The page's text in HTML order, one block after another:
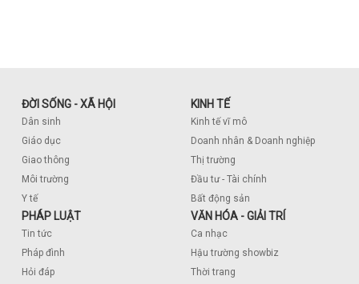
ĐỜI SỐNG - XÃ HỘI
Dân sinh
Giáo dục
Giao thông
Môi trường
Y tế
KINH TẾ
Kinh tế vĩ mô
Doanh nhân & Doanh nghiệp
Thị trường
Đầu tư - Tài chính
Bất động sản
PHÁP LUẬT
Tin tức
Pháp đình
Hỏi đáp
VĂN HÓA - GIẢI TRÍ
Ca nhạc
Hậu trường showbiz
Thời trang